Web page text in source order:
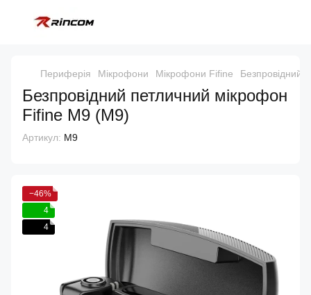
Периферія Мікрофони Мікрофони Fifine Безпровідний
Безпровідний петличний мікрофон
Fifine M9 (M9)
Артикул: M9
−46%
4
4